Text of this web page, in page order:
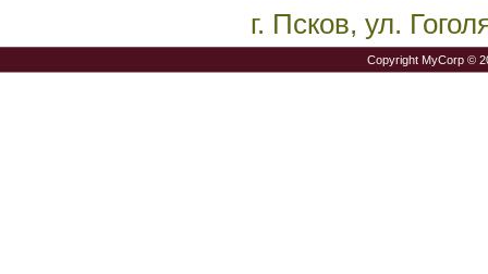
г. Псков, ул.
Copyright MyCorp ©